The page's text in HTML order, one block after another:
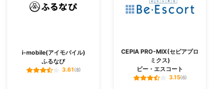
i-mobile(アイモバイル)
ふるなび
3.61(8)
CEPIA PRO-MIX(セピアプロ
ミクス)
ビー・エスコート
3.15(6)